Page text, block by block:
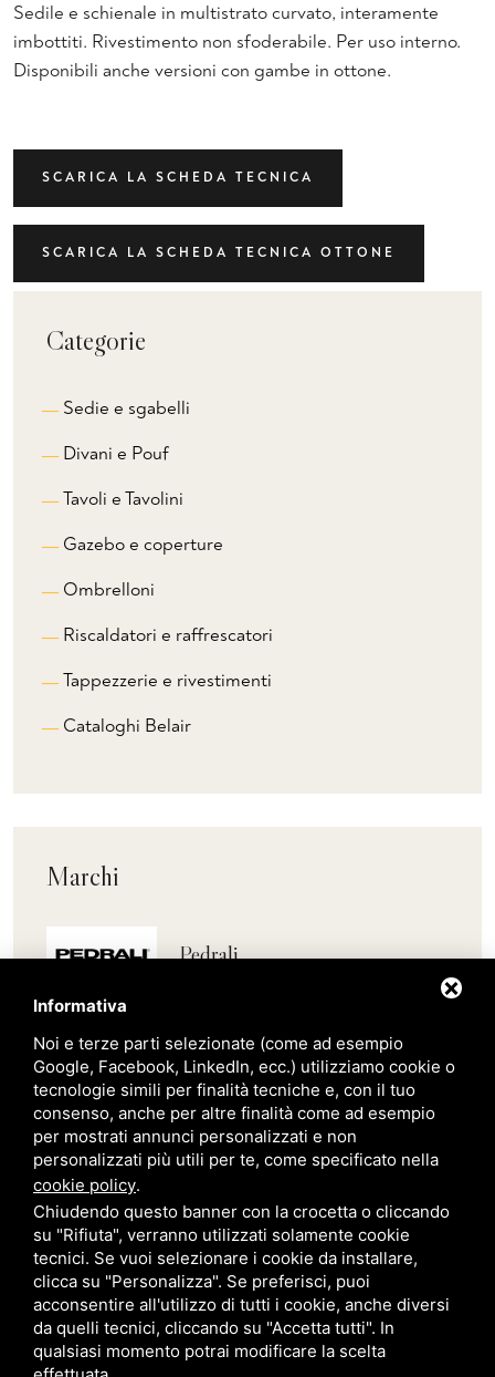
Sedile e schienale in multistrato curvato, interamente
imbottiti. Rivestimento non sfoderabile. Per uso interno.
Disponibili anche versioni con gambe in ottone.
SCARICA LA SCHEDA TECNICA
SCARICA LA SCHEDA TECNICA OTTONE
Categorie
Sedie e sgabelli
Divani e Pouf
Tavoli e Tavolini
Gazebo e coperture
Ombrelloni
Riscaldatori e raffrescatori
Tappezzerie e rivestimenti
Cataloghi Belair
Marchi
Pedrali
Belair
Giardini Veneti
Star Progetti
Giulio Barbieri
Informativa
Noi e terze parti selezionate (come ad esempio
Google, Facebook, LinkedIn, ecc.) utilizziamo cookie o
tecnologie simili per finalità tecniche e, con il tuo
consenso, anche per altre finalità come ad esempio
per mostrati annunci personalizzati e non
personalizzati più utili per te, come specificato nella
cookie policy.
Chiudendo questo banner con la crocetta o cliccando
su "Rifiuta", verranno utilizzati solamente cookie
tecnici. Se vuoi selezionare i cookie da installare,
clicca su "Personalizza". Se preferisci, puoi
acconsentire all'utilizzo di tutti i cookie, anche diversi
da quelli tecnici, cliccando su "Accetta tutti". In
qualsiasi momento potrai modificare la scelta